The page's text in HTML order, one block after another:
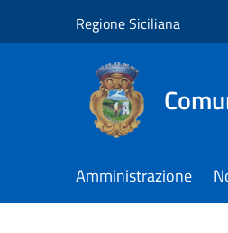
Regione Siciliana
Amministrazione